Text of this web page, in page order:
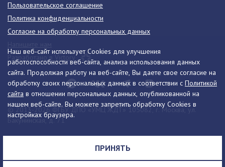
Наш веб-сайт использует Cookies для улучшения
работоспособности веб-сайта, анализа использования данных
сайта. Продолжая работу на веб-сайте, Вы даете свое согласие на
обработку своих персональных данных в соответствии с Политикой
сайта в отношении персональных данных, опубликованной на
нашем веб-сайте. Вы можете запретить обработку Cookies в
настройках браузера.
ПРИНЯТЬ
© 2013-2026 ФГБУ ДПО «УМЦ ЖДТ» 105082, г. Москва, ул.
Бакунинская, д. 71
Телефон:8 (495) 739-00-30 info@umczdt.ru
схема проезда
Пользовательское соглашение
Политика конфиденциальности
Согласие на обработку персональных данных
Разработано в Victory